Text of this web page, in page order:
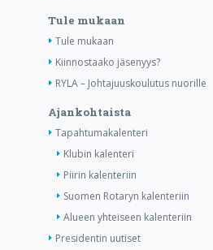
Tule mukaan
Tule mukaan
Kiinnostaako jäsenyys?
RYLA – Johtajuuskoulutus nuorille
Ajankohtaista
Tapahtumakalenteri
Klubin kalenteri
Piirin kalenteriin
Suomen Rotaryn kalenteriin
Alueen yhteiseen kalenteriin
Presidentin uutiset